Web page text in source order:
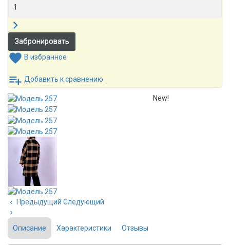
В избранное
Добавить к сравнению
New!
Предыдущий Следующий
Описание Характеристики Отзывы